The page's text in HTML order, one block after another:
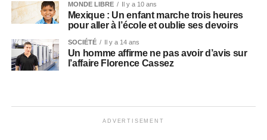
MONDE LIBRE Il y a 10 ans
Mexique : Un enfant marche trois heures
pour aller à l’école et oublie ses devoirs
SOCIÉTÉ Il y a 14 ans
Un homme affirme ne pas avoir d’avis sur
l’affaire Florence Cassez
ADVERTISEMENT